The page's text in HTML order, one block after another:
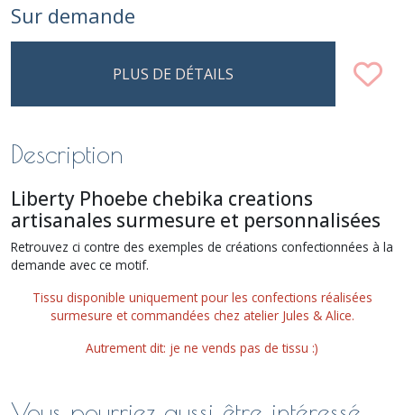
Sur demande
PLUS DE DÉTAILS
Description
Liberty Phoebe chebika creations
artisanales surmesure et personnalisées
Retrouvez ci contre des exemples de créations confectionnées à la
demande avec ce motif.
Tissu disponible uniquement pour les confections réalisées
surmesure et commandées chez atelier Jules & Alice.
Autrement dit: je ne vends pas de tissu :)